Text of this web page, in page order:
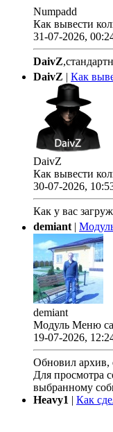
Numpadd
Как вывести
31-07-2026,
DaivZ
DaivZ | Как
DaivZ
Как вывести
30-07-2026,
Как у вас
demiant|
demiant
Модуль Меню
19-07-2026,
Обновил архив,
Для просмотра
выбранному
Heavy1 | Как